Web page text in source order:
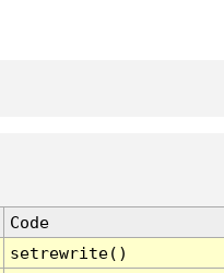
Code
setrewrite()